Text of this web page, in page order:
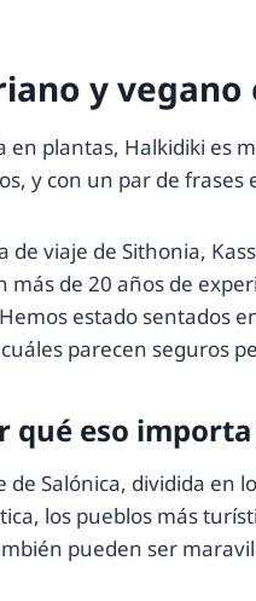
y
en plantas, Halkidiki es
y con un par de
de viaje de Sithonia,
más de 20 años de
estado sentados
parecen seguros
qué eso
de Salónica, dividida en
los pueblos más
pueden ser